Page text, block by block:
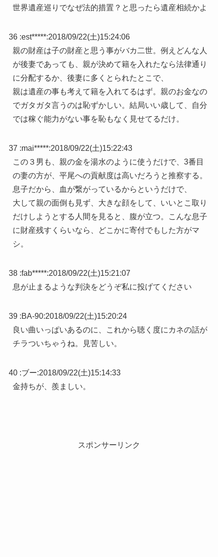
世界遺産巡りでなぜ法的措置？と思ったら遺産相続かよ
36 :est*****:2018/09/22(土)15:24:06
親の財産は子の財産と思う事がバカ二世。例えどんな人
が後妻であっても、親が決めて籍を入れたなら法律通り
に分配するか、後妻に多くとられたとこで、
親は遺産の事も考えて籍を入れてるはず。親のお金なの
でガタガタ言うのは恥ずかしい。結局いい歳して、自分
では稼ぐ能力がない事を恥もなく見せてるだけ。
37 :mai*****:2018/09/22(土)15:22:43
この３男も、親の金を湯水のように使うだけで、3番目
の妻の方が、平尾への貢献度は高いだろうと推察する。
息子だから、血が繋がっているからというだけで、
大して親の面倒も見ず、大きな顔をして、いいとこ取り
だけしようとする人間を見ると、腹が立つ。こんな息子
に財産残すくらいなら、どこかに寄付でもした方がマ
シ。
38 :fab*****:2018/09/22(土)15:21:07
息が止まるような判決をどうぞ私に投げてください
39 :BA-90:2018/09/22(土)15:20:24
良い曲いっぱいあるのに、これから聴く度にカネの話が
チラついちゃうね。見苦しい。
40 :ブー:2018/09/22(土)15:14:33
金持ちが、羨ましい。
スポンサーリンク